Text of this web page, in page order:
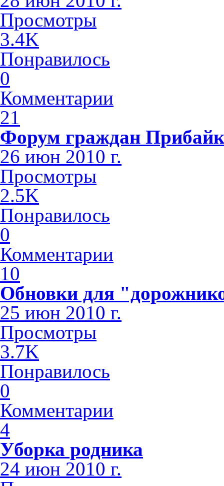
Просмотры
3.4K
Понравилось
0
Комментарии
21
Форум граждан
26 июн 2010 г.
Просмотры
2.5K
Понравилось
0
Комментарии
10
Обновки для
25 июн 2010 г.
Просмотры
3.7K
Понравилось
0
Комментарии
4
Уборка родника
24 июн 2010 г.